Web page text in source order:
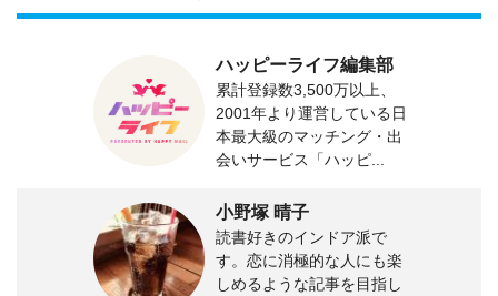
ハッピーライフ編集部
累計登録数3,500万以上、
2001年より運営している日
本最大級のマッチング・出
会いサービス「ハッピ...
小野塚 晴子
読書好きのインドア派で
す。恋に消極的な人にも楽
しめるような記事を目指し